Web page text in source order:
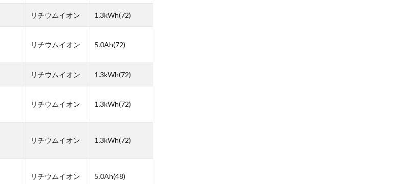
リチウムイオン 1.3kWh(72)
リチウムイオン 5.0Ah(72)
リチウムイオン 1.3kWh(72)
リチウムイオン 1.3kWh(72)
リチウムイオン 1.3kWh(72)
リチウムイオン 5.0Ah(48)